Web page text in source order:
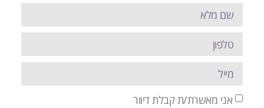
אני מאשרת/ת קבלת דיוור